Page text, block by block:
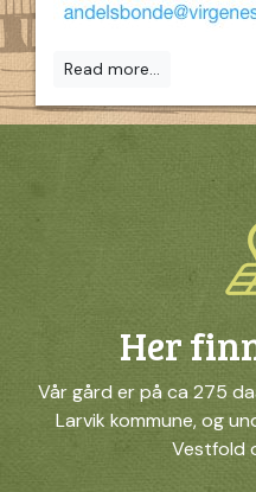
Read more...
Her
Vår gård er på ca 275
Larvik kommune, og
Vestfold